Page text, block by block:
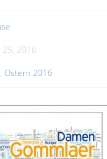
25, 2016
,Ostern 2016